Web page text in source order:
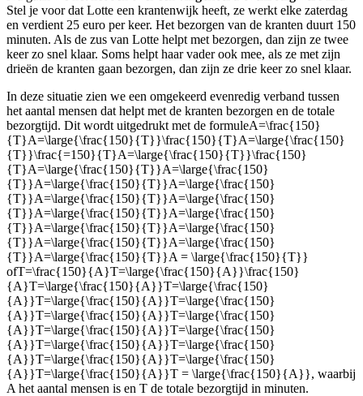
Stel je voor dat Lotte een krantenwijk heeft, ze werkt elke zaterdag
en verdient 25 euro per keer. Het bezorgen van de kranten duurt 150
minuten. Als de zus van Lotte helpt met bezorgen, dan zijn ze twee
keer zo snel klaar. Soms helpt haar vader ook mee, als ze met zijn
drieën de kranten gaan bezorgen, dan zijn ze drie keer zo snel klaar.
In deze situatie zien we een omgekeerd evenredig verband tussen
het aantal mensen dat helpt met de kranten bezorgen en de totale
bezorgtijd. Dit wordt uitgedrukt met de formuleA=\frac{150}
{T}A=\large{\frac{150}{T}}\frac{150}{T}A=\large{\frac{150}
{T}}\frac{=150}{T}A=\large{\frac{150}{T}}\frac{150}
{T}A=\large{\frac{150}{T}}A=\large{\frac{150}
{T}}A=\large{\frac{150}{T}}A=\large{\frac{150}
{T}}A=\large{\frac{150}{T}}A=\large{\frac{150}
{T}}A=\large{\frac{150}{T}}A=\large{\frac{150}
{T}}A=\large{\frac{150}{T}}A=\large{\frac{150}
{T}}A=\large{\frac{150}{T}}A=\large{\frac{150}
{T}}A=\large{\frac{150}{T}}A = \large{\frac{150}{T}}
ofT=\frac{150}{A}T=\large{\frac{150}{A}}\frac{150}
{A}T=\large{\frac{150}{A}}T=\large{\frac{150}
{A}}T=\large{\frac{150}{A}}T=\large{\frac{150}
{A}}T=\large{\frac{150}{A}}T=\large{\frac{150}
{A}}T=\large{\frac{150}{A}}T=\large{\frac{150}
{A}}T=\large{\frac{150}{A}}T=\large{\frac{150}
{A}}T=\large{\frac{150}{A}}T=\large{\frac{150}
{A}}T=\large{\frac{150}{A}}T = \large{\frac{150}{A}}, waarbij
A het aantal mensen is en T de totale bezorgtijd in minuten.